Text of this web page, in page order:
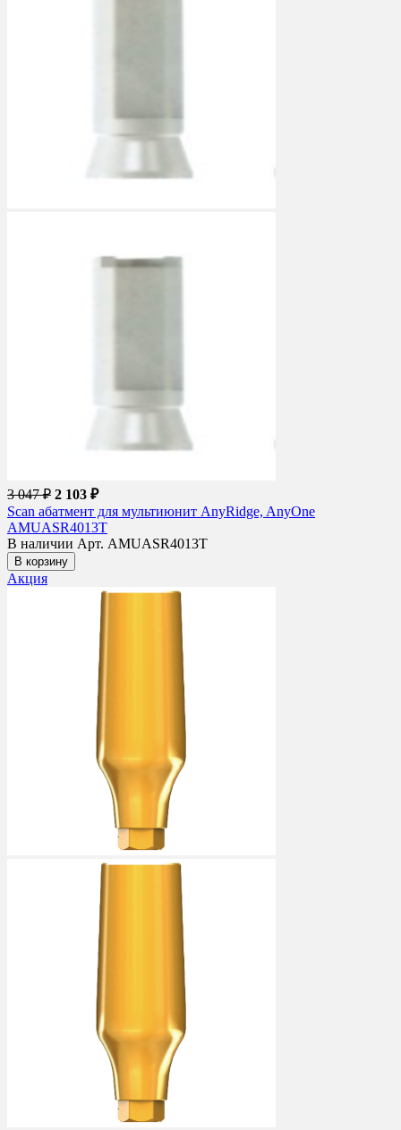
3 047 ₽ 2 103 ₽
Scan абатмент для мультиюнит AnyRidge, AnyOne
AMUASR4013T
В наличии Арт. AMUASR4013T
В корзину
Акция